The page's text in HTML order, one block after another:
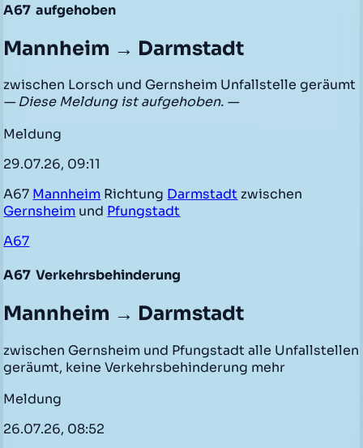
A67 aufgehoben
Mannheim → Darmstadt
zwischen Lorsch und Gernsheim Unfallstelle geräumt
— Diese Meldung ist aufgehoben. —
Meldung
29.07.26, 09:11
A67 Mannheim Richtung Darmstadt zwischen
Gernsheim und Pfungstadt
A67
A67 Verkehrsbehinderung
Mannheim → Darmstadt
zwischen Gernsheim und Pfungstadt alle Unfallstellen
geräumt, keine Verkehrsbehinderung mehr
Meldung
26.07.26, 08:52